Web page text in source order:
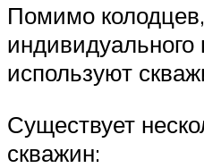
Помимо
используют
Существует
скважин: